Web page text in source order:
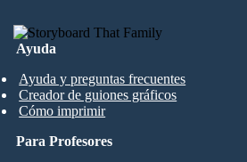
Ayuda
Ayuda y preguntas frecuentes
Creador de guiones gráficos
Cómo imprimir
Para Profesores